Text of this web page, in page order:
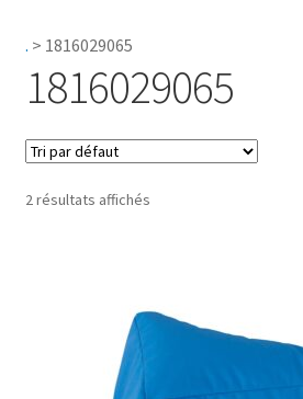
Accessoires Salle de bain
. > 1816029065
1816029065
2 résultats affichés